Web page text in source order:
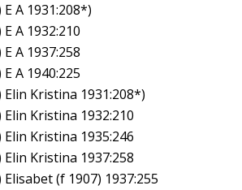
A 1931:208*)
A 1932:210
A 1937:258
A 1940:225
Kristina 1931:208*)
Kristina 1932:210
Kristina 1935:246
Kristina 1937:258
(f 1907) 1937:255